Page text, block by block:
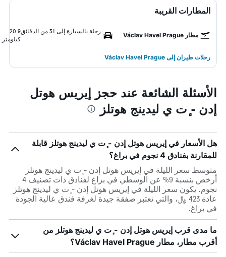
المطارات القريبة
مطار Václav Havel Prague
رحلة بالسيارة إلى 31 من الدقائق
20.9
كيلومتر
رحلات طيران إلى Václav Havel Prague
الأسئلة الشائعة عند حجز إيريس هوتل
إدن - ٕت ي ليدينج هوتلز
هل الأسعار في إيريس هوتل إدن - ٕت ي ليدينج هوتلز قابلة
للمقارنة بفنادق 4 نجوم في براغ؟
متوسط سعر الليلة في إيريس هوتل إدن - ٕت ي ليدينج هوتلز
أرخص بنسبة 9% عن الوسطي في براغ لفنادق ذات تصنيف 4
نجوم. يكون سعر الليلة في إيريس هوتل إدن - ٕت ي ليدينج هوتلز
عادة 423 ﷼، والتي تعتبر صفقة جيدة لغرفة فندق عالية الجودة
في براغ.
ما مدى قرب إيريس هوتل إدن - ٕت ي ليدينج هوتلز من
أقرب مطار، مطار Václav Havel Prague؟